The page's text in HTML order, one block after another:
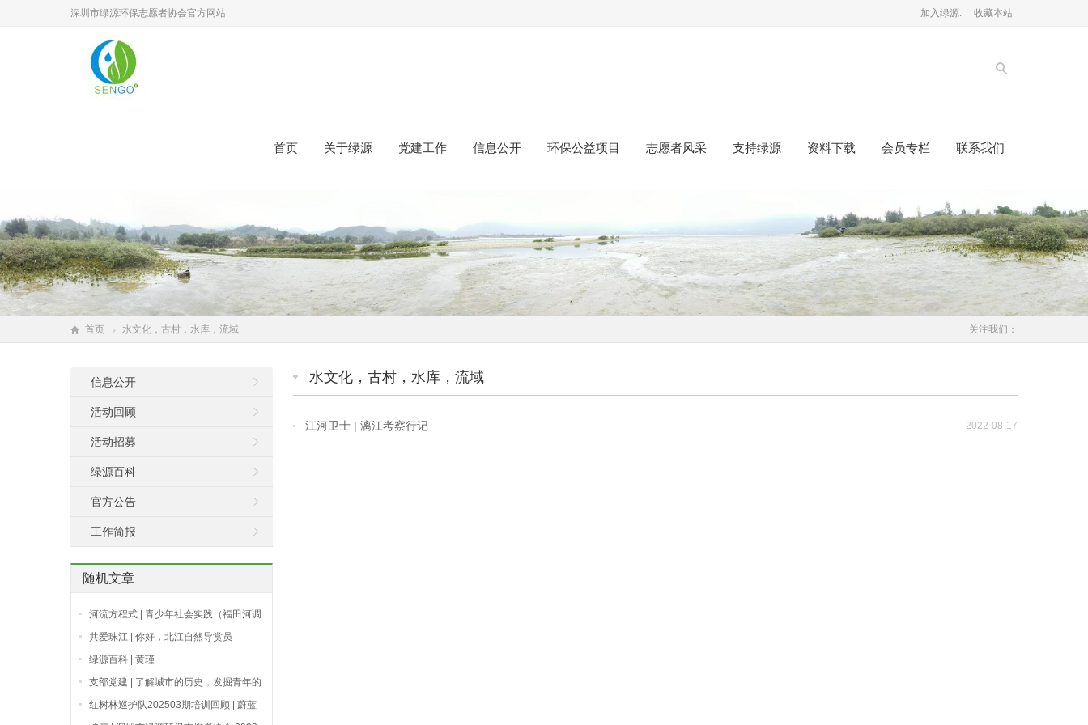
深圳市绿源环保志愿者协会官方网站 加入绿源: 收藏本站
首页 关于绿源 党建工作 信息公开 环保公益项目 志愿者风采 支持绿源 资料下载 会员专栏 联系我们
首页 水文化，古村，水库，流域 关注我们：
水文化，古村，水库，流域
江河卫士 | 漓江考察行记 2022-08-17
信息公开
活动回顾
活动招募
绿源百科
官方公告
工作简报
随机文章
河流方程式 | 青少年社会实践（福田河调
研）
共爱珠江 | 你好，北江自然导赏员
绿源百科 | 黄瑾
支部党建 | 了解城市的历史，发掘青年的
未来
红树林巡护队202503期培训回顾 | 蔚蓝